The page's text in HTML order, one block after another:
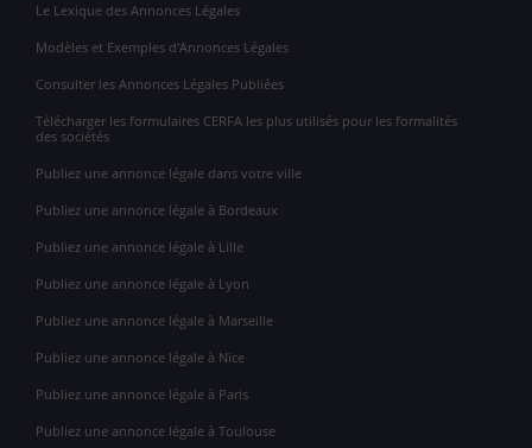
Le Lexique des Annonces Légales
Modèles et Exemples d'Annonces Légales
Consulter les Annonces Légales Publiées
Télécharger les formulaires CERFA les plus utilisés pour les formalités
des sociétés
Publiez une annonce légale dans votre ville
Publiez une annonce légale à Bordeaux
Publiez une annonce légale à Lille
Publiez une annonce légale à Lyon
Publiez une annonce légale à Marseille
Publiez une annonce légale à Nice
Publiez une annonce légale à Paris
Publiez une annonce légale à Toulouse